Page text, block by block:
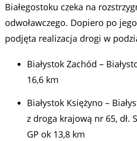
Białegostoku czeka na
odwoławczego. Dopiero po
podjęta realizacja drogi w
Białystok Zachód –
16,6 km
Białystok Księżyno –
z droga krajową nr 65, dł.
GP ok 13,8 km